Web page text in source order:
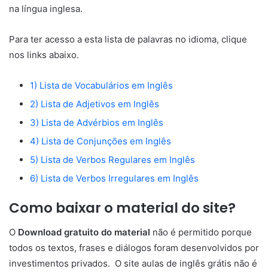
na língua inglesa.
Para ter acesso a esta lista de palavras no idioma, clique
nos links abaixo.
1) Lista de Vocabulários em Inglês
2) Lista de Adjetivos em Inglês
3) Lista de Advérbios em Inglês
4) Lista de Conjunções em Inglês
5) Lista de Verbos Regulares em Inglês
6) Lista de Verbos Irregulares em Inglês
Como baixar o material do site?
O Download gratuito do material não é permitido porque
todos os textos, frases e diálogos foram desenvolvidos por
investimentos privados. O site aulas de inglês grátis não é